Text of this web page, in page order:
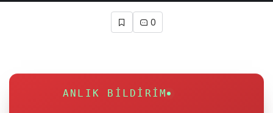
0
ANLIK BILDIRIM